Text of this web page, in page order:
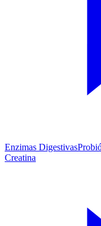
Enzimas Digestivas
Creatina